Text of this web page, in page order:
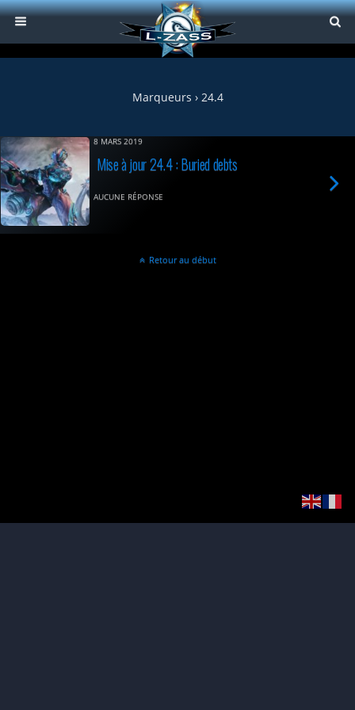
Marqueurs › 24.4
8 MARS 2019
Mise à jour 24.4 : Buried debts
AUCUNE RÉPONSE
Retour au début